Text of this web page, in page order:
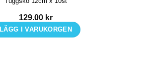
på
produktsidan
129.00 kr
LÄGG I VARUKORGEN